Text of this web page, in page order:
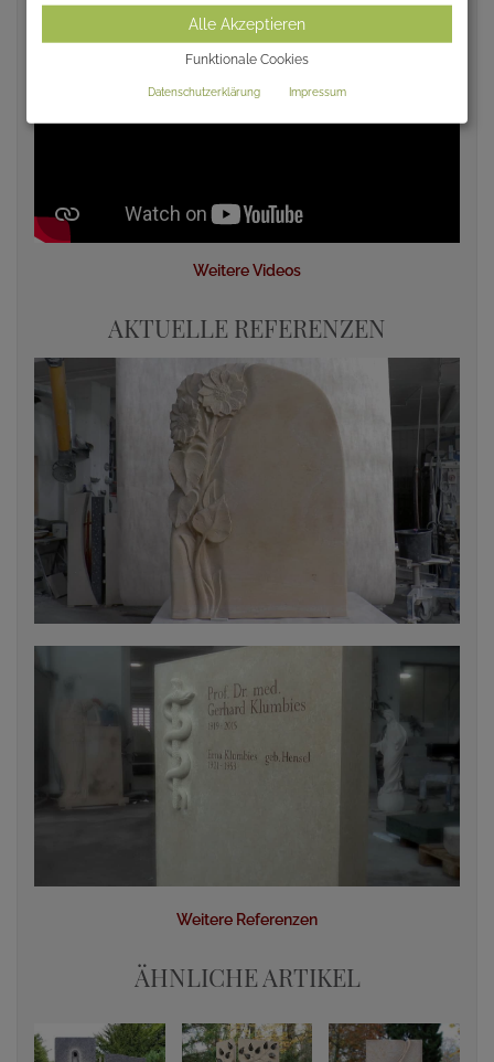
Weitere Videos
AKTUELLE REFERENZEN
Weitere Referenzen
ÄHNLICHE ARTIKEL
Alle Akzeptieren
Funktionale Cookies
Datenschutzerklärung Impressum